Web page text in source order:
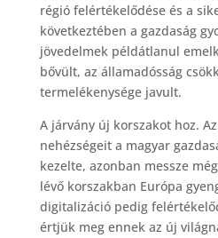
régió felértékelődése és a
következtében a gazdaság
jövedelmek példátlanul
bővült, az államadósság
termelékenysége javult.
A járvány új korszakot hoz.
nehézségeit a magyar
kezelte, azonban messze
lévő korszakban Európa
digitalizáció pedig
értjük meg ennek az új